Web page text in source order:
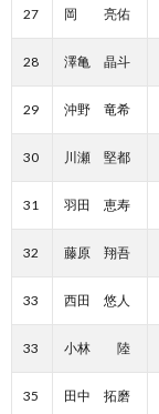
27 岡 亮佑
28 澤亀 晶斗
29 沖野 竜希
30 川瀬 堅都
31 羽田 恵寿
32 藤原 翔吾
33 西田 悠人
33 小林 陸
35 田中 拓磨